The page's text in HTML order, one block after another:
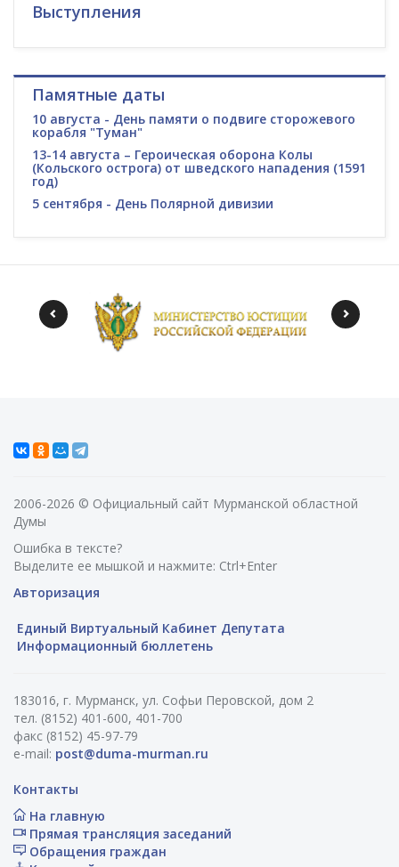
Выступления
Памятные даты
10 августа - День памяти о подвиге сторожевого
корабля "Туман"
13-14 августа – Героическая оборона Колы
(Кольского острога) от шведского нападения (1591
год)
5 сентября - День Полярной дивизии
2006-2026 © Официальный сайт Мурманской областной
Думы
Ошибка в тексте?
Выделите ее мышкой и нажмите: Ctrl+Enter
Авторизация
Единый Виртуальный Кабинет Депутата
Информационный бюллетень
183016, г. Мурманск, ул. Софьи Перовской, дом 2
тел. (8152) 401-600, 401-700
факс (8152) 45-97-79
e-mail: post@duma-murman.ru
Контакты
На главную
Прямая трансляция заседаний
Обращения граждан